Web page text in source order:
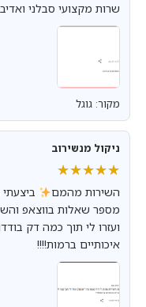
שרות מקצועי סבלני
מקור: גוגל
ניקול מנשירוב
★★★★★
★★★★★
השירות מהמם
מספר שאלות בווצאפ
ועזרו לי תוך כמה דק
איכותיים ברמות!!!!